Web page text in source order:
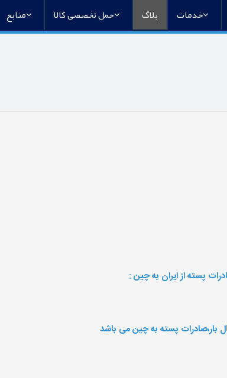
خدمات بلاگ حمل تخصصی کالا منابع
پسته از ایران به چین :
بار،صادرات پسته به چین می باشد